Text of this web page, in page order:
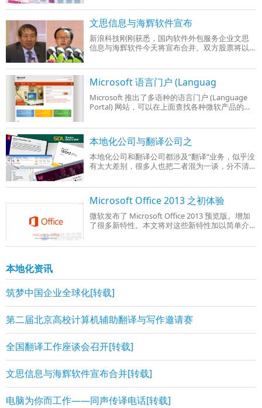
看，也可以下载PDF文件查看。
文思信息与海辉软件宣布
新浪科技刚刚获悉，国内软件外包服务企业文思
信息与海辉软件今天将宣布合并。双方股票将以
辉。
Microsoft 语言门户 (Languag
Microsoft 推出了多语种的语言门户 (Language
Portal) 网站，可以在上面查找各种微软产品的术
本地化公司与翻译公司之
本地化公司和翻译公司都涉及“翻译”业务，似乎没
有太大差别，很多人也把二者混为一谈，分不清
处，但却有着本质的区别。
Microsoft Office 2013 之初体验
微软发布了 Microsoft Office 2013 预览版。增加
了很多新特性。本文将对这些新特性加以简单介
本地化资讯
筑梦中国企业全球化[转载]
第二届北京高校计算机辅助翻译与写作邀请赛
全国翻译工作座谈会召开[转载]
文思信息与海辉软件宣布合并[转载]
电脑为你而工作——同声传译电话[转载]